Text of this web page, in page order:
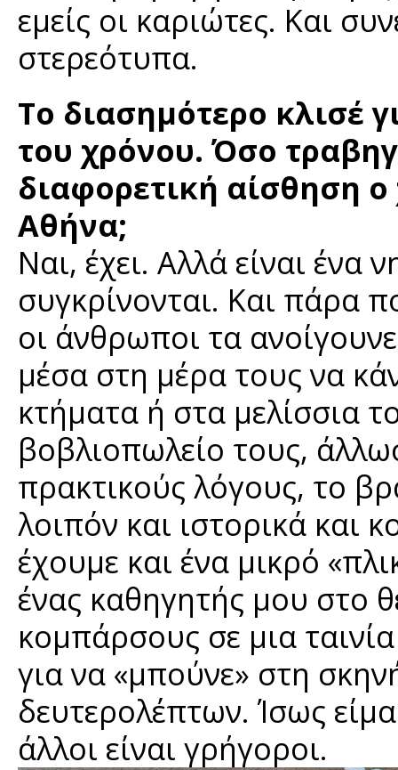
εμείς οι καριώτες. Και
στερεότυπα.
Το διασημότερο κλισέ
του χρόνου. Όσο
διαφορετική αίσθηση ο
Αθήνα;
Ναι, έχει. Αλλά είναι ένα
συγκρίνονται. Και πάρα
οι άνθρωποι τα
μέσα στη μέρα τους να
κτήματα ή στα μελίσσια
βοβλιοπωλείο τους,
πρακτικούς λόγους, το
λοιπόν και ιστορικά και
έχουμε και ένα μικρό
ένας καθηγητής μου στο
κομπάρσους σε μια
για να «μπούνε» στη
δευτερολέπτων. Ίσως
άλλοι είναι γρήγοροι.